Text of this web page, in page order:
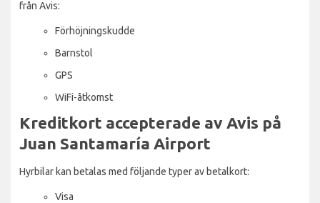
från Avis:
Förhöjningskudde
Barnstol
GPS
WiFi-åtkomst
Kreditkort accepterade av Avis på
Juan Santamaría Airport
Hyrbilar kan betalas med följande typer av betalkort:
Visa